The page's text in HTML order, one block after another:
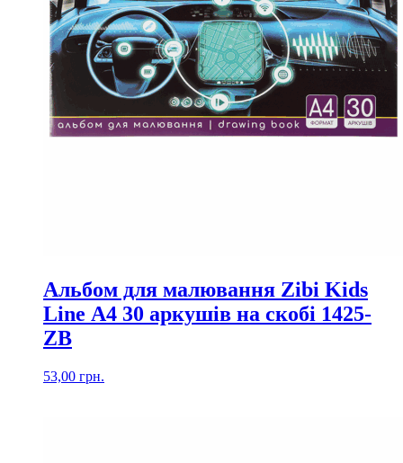
Альбом для малювання Zibi Kids
Line А4 30 аркушів на скобі 1425-
ZB
53,00 грн.